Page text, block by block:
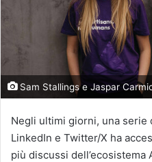
Sam Stallings e Jaspar
Negli ultimi giorni, una serie
LinkedIn e Twitter/X ha
più discussi dell’ecosistema